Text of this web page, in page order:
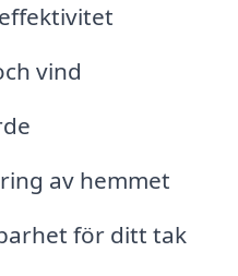
vind
av hemmet
för ditt tak